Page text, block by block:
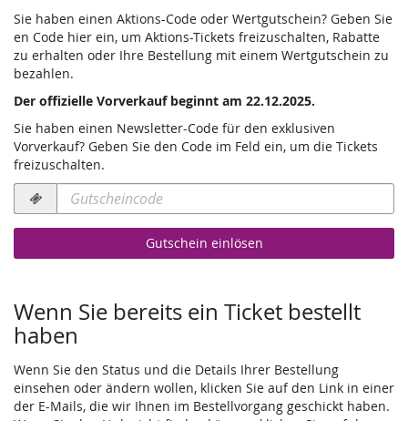
Sie haben einen Aktions-Code oder Wertgutschein? Geben Sie
en Code hier ein, um Aktions-Tickets freizuschalten, Rabatte
zu erhalten oder Ihre Bestellung mit einem Wertgutschein zu
bezahlen.
Der offizielle Vorverkauf beginnt am 22.12.2025.
Sie haben einen Newsletter-Code für den exklusiven
Vorverkauf? Geben Sie den Code im Feld ein, um die Tickets
freizuschalten.
Gutscheincode
erforderlich
Gutschein einlösen
Wenn Sie bereits ein Ticket bestellt
haben
Wenn Sie den Status und die Details Ihrer Bestellung
einsehen oder ändern wollen, klicken Sie auf den Link in einer
der E-Mails, die wir Ihnen im Bestellvorgang geschickt haben.